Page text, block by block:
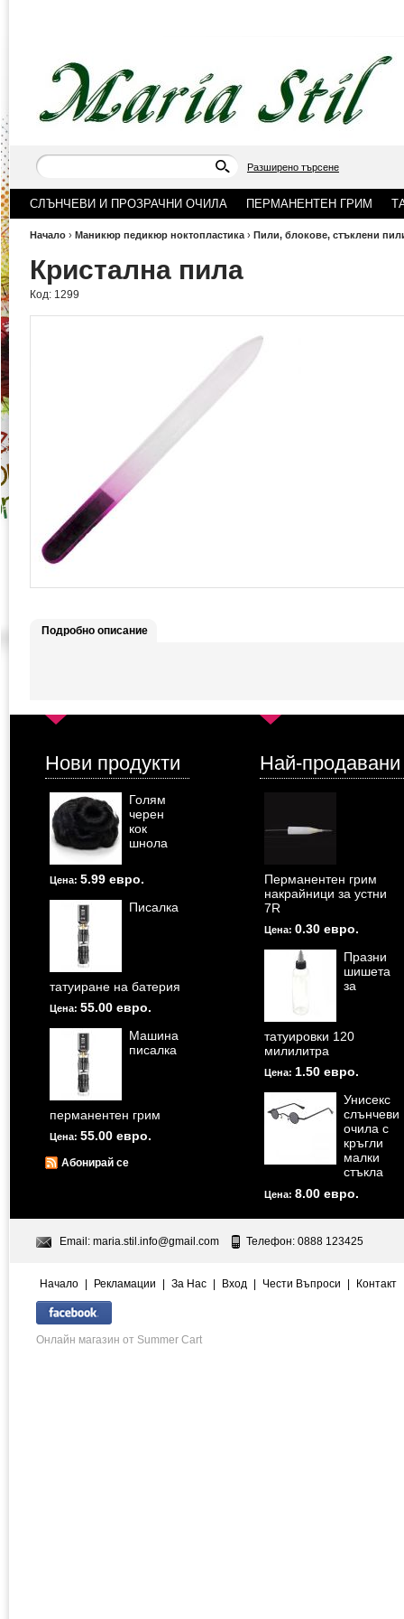
Разширено търсене
СЛЪНЧЕВИ И ПРОЗРАЧНИ ОЧИЛА ПЕРМАНЕНТЕН ГРИМ
Начало › Маникюр педикюр ноктопластика › Пили, блокове, стъклени
Кристална пила
Код: 1299
Подробно описание
Нови продукти
Голям
черен
кок
шнола
Цена: 5.99 евро.
Писалка
татуиране на батерия
Цена: 55.00 евро.
Машина
писалка
перманентен грим
Цена: 55.00 евро.
Абонирай се
Най-продавани
Перманентен грим
накрайници за устни
7R
Цена: 0.30 евро.
Празни
шишета
за
татуировки 120
милилитра
Цена: 1.50 евро.
Унисекс
слънчеви
очила с
кръгли
малки
стъкла
Цена: 8.00 евро.
Email: maria.stil.info@gmail.com Телефон: 0888 123425
Начало | Рекламации | За Нас | Вход | Чести Въпроси | Контакт
Онлайн магазин от Summer Cart